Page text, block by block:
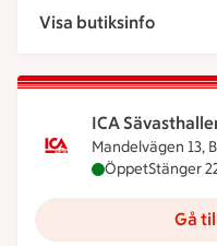
Visa butiksinfo
ICA
Mandelvägen 13,
ICAÖppetStänger
Gå